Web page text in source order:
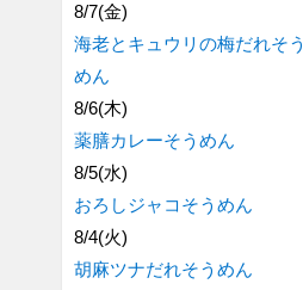
8/7(金)
海老とキュウリの梅だれそう
めん
8/6(木)
薬膳カレーそうめん
8/5(水)
おろしジャコそうめん
8/4(火)
胡麻ツナだれそうめん